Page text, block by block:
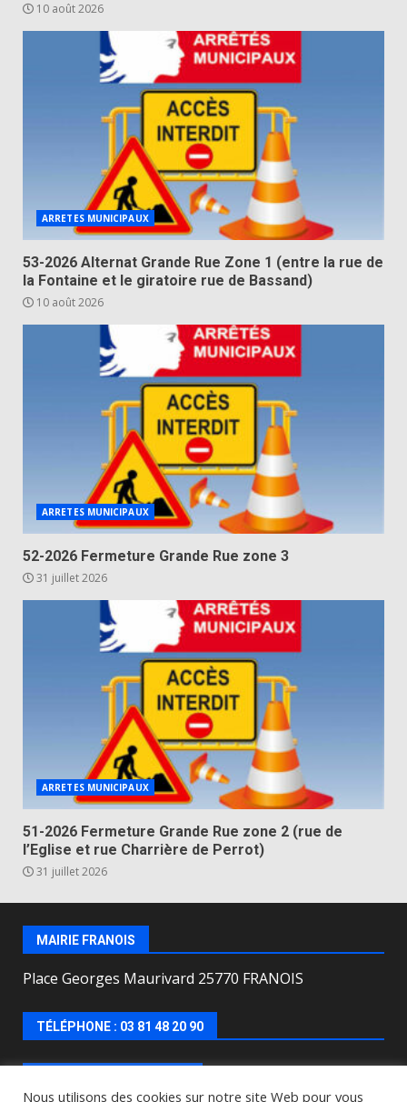
10 août 2026
ARRETES MUNICIPAUX
53-2026 Alternat Grande Rue Zone 1 (entre la rue de
la Fontaine et le giratoire rue de Bassand)
10 août 2026
ARRETES MUNICIPAUX
52-2026 Fermeture Grande Rue zone 3
31 juillet 2026
ARRETES MUNICIPAUX
51-2026 Fermeture Grande Rue zone 2 (rue de
l’Eglise et rue Charrière de Perrot)
31 juillet 2026
MAIRIE FRANOIS
Place Georges Maurivard 25770 FRANOIS
TÉLÉPHONE : 03 81 48 20 90
Nous utilisons des cookies sur notre site Web pour vous